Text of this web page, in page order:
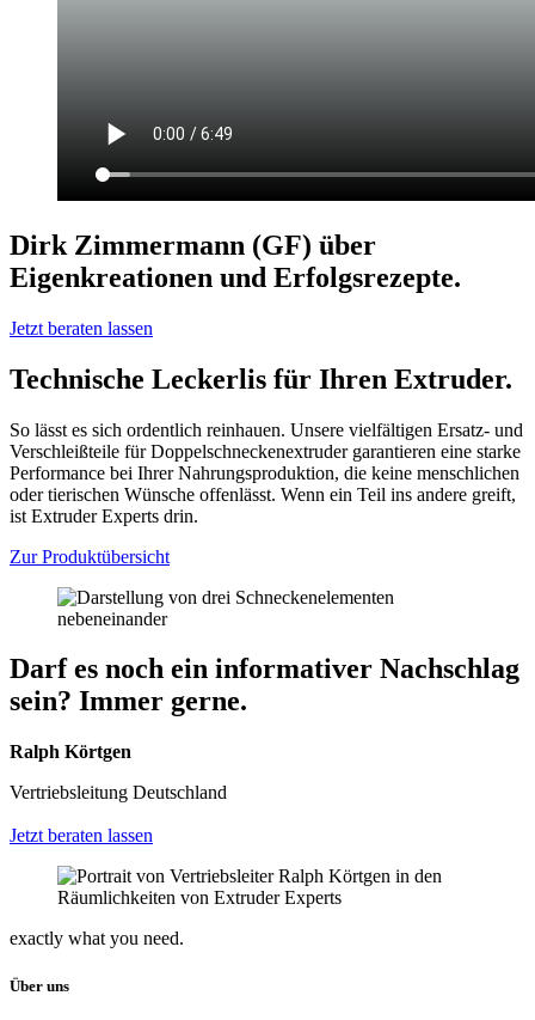
Dirk Zimmermann (GF) über
Eigenkreationen und Erfolgsrezepte.
Jetzt beraten lassen
Technische Leckerlis für Ihren Extruder.
So lässt es sich ordentlich reinhauen. Unsere vielfältigen Ersatz- und
Verschleißteile für Doppelschneckenextruder garantieren eine starke
Performance bei Ihrer Nahrungsproduktion, die keine menschlichen
oder tierischen Wünsche offenlässt. Wenn ein Teil ins andere greift,
ist Extruder Experts drin.
Zur Produktübersicht
Darf es noch ein informativer Nachschlag
sein? Immer gerne.
Ralph Körtgen
Vertriebsleitung Deutschland
Jetzt beraten lassen
exactly what you need.
Über uns